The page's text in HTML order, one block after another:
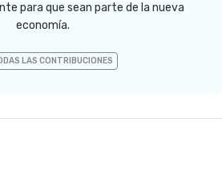
para que sean parte de la nueva
economía.
LAS CONTRIBUCIONES